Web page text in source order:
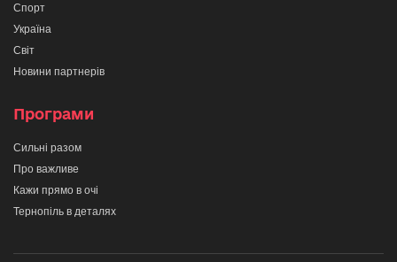
Спорт
Україна
Світ
Новини партнерів
Програми
Сильні разом
Про важливе
Кажи прямо в очі
Тернопіль в деталях